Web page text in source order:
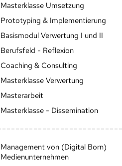
Masterklasse Umsetzung
Prototyping & Implementierung
Basismodul Verwertung I und II
Berufsfeld - Reflexion
Coaching & Consulting
Masterklasse Verwertung
Masterarbeit
Masterklasse - Dissemination
Management von (Digital Born)
Medienunternehmen